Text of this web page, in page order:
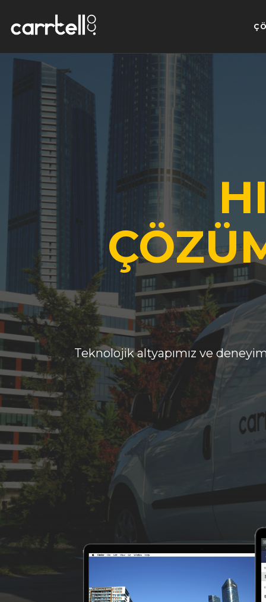
Teknolojik altyapımız ve